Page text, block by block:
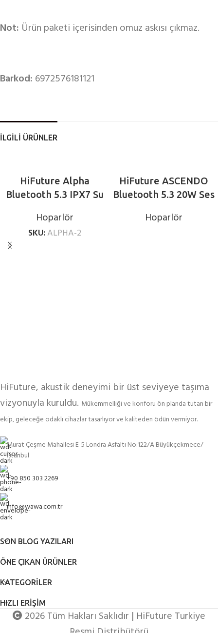
Not: Ürün paketi içerisinden omuz askısı çıkmaz.
Barkod: 6972576181121
İLGİLİ ÜRÜNLER
HiFuture Alpha
Bluetooth 5.3 IPX7 Su
Taşınabilir Kablosuz
Hoparlör Mavi
Hoparlör
SKU:ALPHA-2
HiFuture ASCENDO
Bluetooth 5.3 20W Ses
Stereo Taşınabilir
Hoparlör
HiFuture, akustik deneyimi bir üst seviyeye taşıma
vizyonuyla kuruldu. Mükemmelliği ve konforu ön planda tutan bir
ekip, geleceğe odaklı cihazlar tasarlıyor ve kaliteden ödün vermiyor.
Murat Çeşme Mahallesi E-5 Londra Asfaltı No:122/A Büyükçekmece/
İstanbul
+90 850 303 2269
info@wawa.com.tr
SON BLOG YAZILARI
ÖNE ÇIKAN ÜRÜNLER
KATEGORILER
HIZLI ERIŞIM
2026 Tüm Hakları Saklıdır | HiFuture Turkiye